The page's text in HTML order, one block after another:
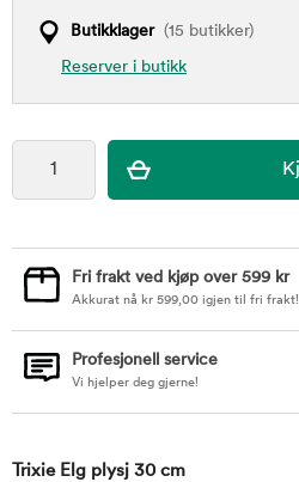
Butikklager(15 butikker)
Reserver i butikk
Fri frakt ved kjøp over 599 kr
Akkurat nå kr 599,00 igjen til fri frakt!
Profesjonell service
Vi hjelper deg gjerne!
Trixie Elg plysj 30 cm